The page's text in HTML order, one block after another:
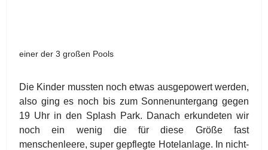
einer der 3 großen Pools
Die Kinder mussten noch etwas ausgepowert werden,
also ging es noch bis zum Sonnenuntergang gegen
19 Uhr in den Splash Park. Danach erkundeten wir
noch ein wenig die für diese Größe fast
menschenleere, super gepflegte Hotelanlage. In nicht-